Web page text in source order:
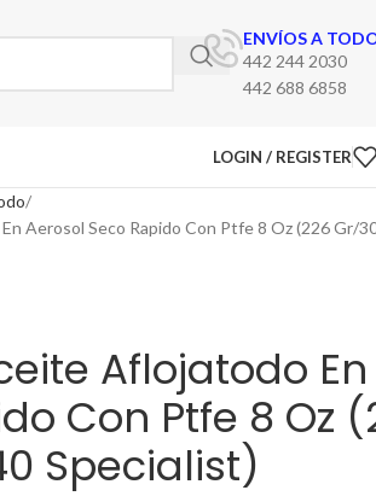
ENVÍOS A
442 244 2030
442 688 6858
LOGIN / REGISTER
Aerosol Seco Rapido Con Ptfe 8 Oz (226 Gr/
Aflojatodo
Con Ptfe 8 Oz
Specialist)